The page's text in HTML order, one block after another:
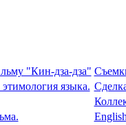
"Кин-дза-дза"
языка.